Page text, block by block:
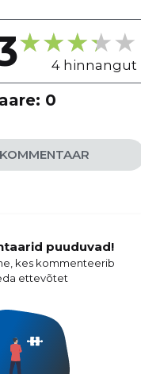
4 hinnangut
0
puuduvad!
kes kommenteerib
ettevõtet